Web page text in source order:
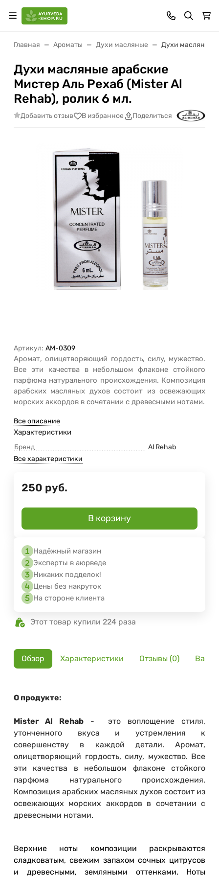
Главная Ароматы Духи масляные Духи масляные
Духи масляные арабские
Мистер Аль Рехаб (Mister Al
Rehab), ролик 6 мл.
Добавить отзыв В избранное Поделиться
Артикул: AM-0309
Аромат, олицетворяющий гордость, силу, мужество.
Все эти качества в небольшом флаконе стойкого
парфюма натурального происхождения. Композиция
арабских масляных духов состоит из освежающих
морских аккордов в сочетании с древесными нотами.
Все описание
Характеристики
Бренд
Al Rehab
Все характеристики
250 руб.
В корзину
Надёжный магазин
Эксперты в аюрведе
Никаких подделок!
Цены без накруток
На стороне клиента
Этот товар купили 224 раза
Обзор Характеристики Отзывы (0)
О продукте:
Mister Al Rehab - это воплощение стиля,
утонченного вкуса и устремления к
совершенству в каждой детали. Аромат,
олицетворяющий гордость, силу, мужество. Все
эти качества в небольшом флаконе стойкого
парфюма натурального происхождения.
Композиция арабских масляных духов состоит из
освежающих морских аккордов в сочетании с
древесными нотами.
Верхние ноты композиции раскрываются
сладковатым, свежим запахом сочных цитрусов
и древесными, земляными оттенками. Ноты